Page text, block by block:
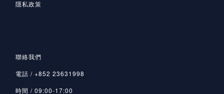
隱私政策
聯絡我們
電話 / +852 23631998
時間 / 09:00-17:00